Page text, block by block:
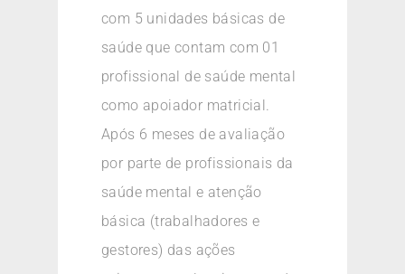
com 5 unidades básicas de
saúde que contam com 01
profissional de saúde mental
como apoiador matricial.
Após 6 meses de avaliação
por parte de profissionais da
saúde mental e atenção
básica (trabalhadores e
gestores) das ações